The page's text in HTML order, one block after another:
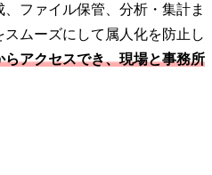
ファイル保管、分析・集計ま
ムーズにして属人化を防止し
アクセスでき、現場と事務所